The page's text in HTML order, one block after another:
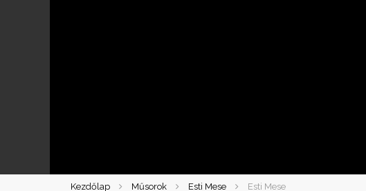
Kezdőlap Műsorok Esti Mese Esti Mese